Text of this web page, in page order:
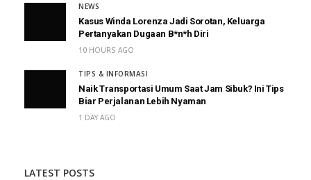
NEWS
Kasus Winda Lorenza Jadi Sorotan, Keluarga
Pertanyakan Dugaan B*n*h Diri
10 HOURS AGO
TIPS & INFORMASI
Naik Transportasi Umum Saat Jam Sibuk? Ini Tips
Biar Perjalanan Lebih Nyaman
1 DAY AGO
LATEST POSTS